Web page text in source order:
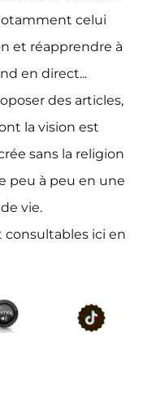
celui
et réapprendre à
en direct...
des articles,
la vision est
sans la religion
peu à peu en une
vie.
consultables ici en